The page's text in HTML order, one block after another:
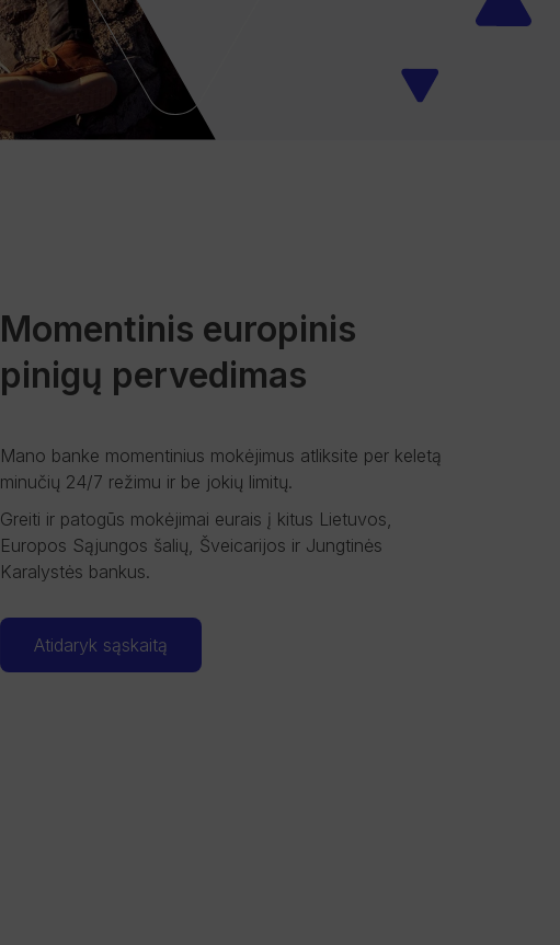
Momentinis europinis
pinigų pervedimas
Mano banke momentinius mokėjimus atliksite per keletą
minučių 24/7 režimu ir be jokių limitų.
Greiti ir patogūs mokėjimai eurais į kitus Lietuvos,
Europos Sąjungos šalių, Šveicarijos ir Jungtinės
Karalystės bankus.
Atidaryk sąskaitą